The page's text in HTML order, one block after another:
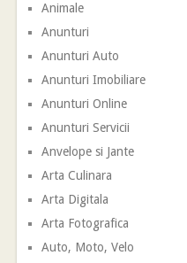
Animale
Anunturi
Anunturi Auto
Anunturi Imobiliare
Anunturi Online
Anunturi Servicii
Anvelope si Jante
Arta Culinara
Arta Digitala
Arta Fotografica
Auto, Moto, Velo